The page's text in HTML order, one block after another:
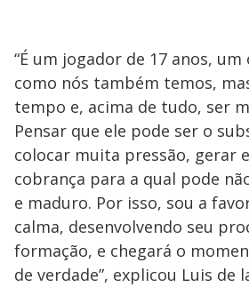
“É um jogador de 17 anos,
como nós também temos,
tempo e, acima de tudo, ser
Pensar que ele pode ser o
colocar muita pressão, gerar
cobrança para a qual pode
e maduro. Por isso, sou a
calma, desenvolvendo seu
formação, e chegará o
de verdade”, explicou Luis de